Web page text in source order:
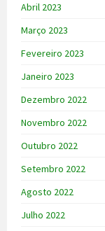
Abril 2023
Março 2023
Fevereiro 2023
Janeiro 2023
Dezembro 2022
Novembro 2022
Outubro 2022
Setembro 2022
Agosto 2022
Julho 2022